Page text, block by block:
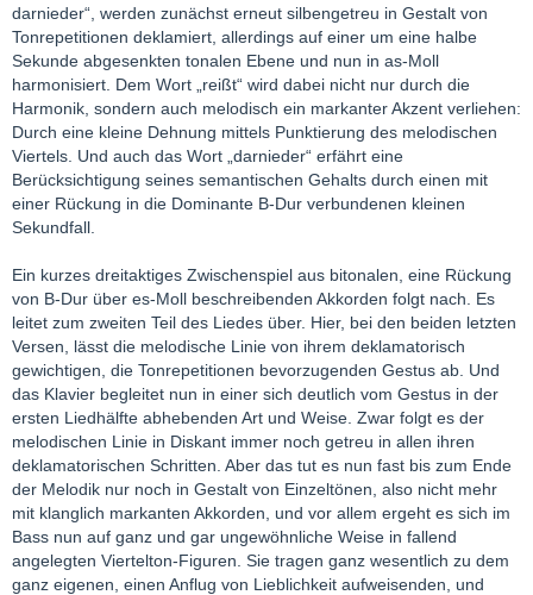
darnieder“, werden zunächst erneut silbengetreu in Gestalt von
Tonrepetitionen deklamiert, allerdings auf einer um eine halbe
Sekunde abgesenkten tonalen Ebene und nun in as-Moll
harmonisiert. Dem Wort „reißt“ wird dabei nicht nur durch die
Harmonik, sondern auch melodisch ein markanter Akzent verliehen:
Durch eine kleine Dehnung mittels Punktierung des melodischen
Viertels. Und auch das Wort „darnieder“ erfährt eine
Berücksichtigung seines semantischen Gehalts durch einen mit
einer Rückung in die Dominante B-Dur verbundenen kleinen
Sekundfall.
Ein kurzes dreitaktiges Zwischenspiel aus bitonalen, eine Rückung
von B-Dur über es-Moll beschreibenden Akkorden folgt nach. Es
leitet zum zweiten Teil des Liedes über. Hier, bei den beiden letzten
Versen, lässt die melodische Linie von ihrem deklamatorisch
gewichtigen, die Tonrepetitionen bevorzugenden Gestus ab. Und
das Klavier begleitet nun in einer sich deutlich vom Gestus in der
ersten Liedhälfte abhebenden Art und Weise. Zwar folgt es der
melodischen Linie in Diskant immer noch getreu in allen ihren
deklamatorischen Schritten. Aber das tut es nun fast bis zum Ende
der Melodik nur noch in Gestalt von Einzeltönen, also nicht mehr
mit klanglich markanten Akkorden, und vor allem ergeht es sich im
Bass nun auf ganz und gar ungewöhnliche Weise in fallend
angelegten Viertelton-Figuren. Sie tragen ganz wesentlich zu dem
ganz eigenen, einen Anflug von Lieblichkeit aufweisenden, und